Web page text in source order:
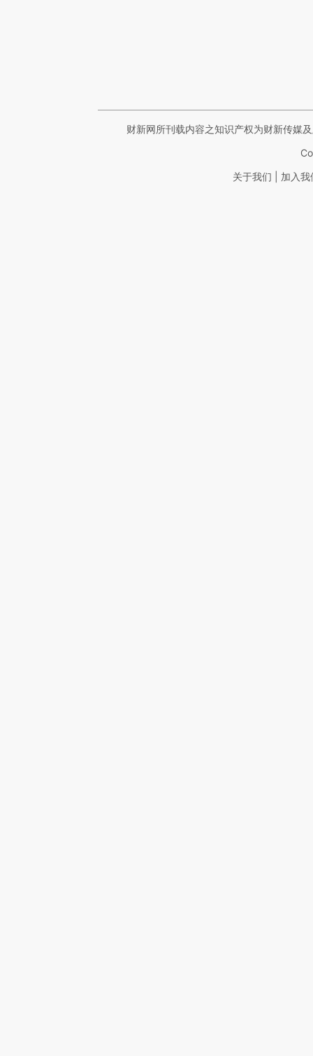
财新网所刊载内容之知识产权为财新传媒
关于我们 加入我